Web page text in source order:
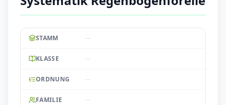
STAMM --
KLASSE --
ORDNUNG --
FAMILIE --